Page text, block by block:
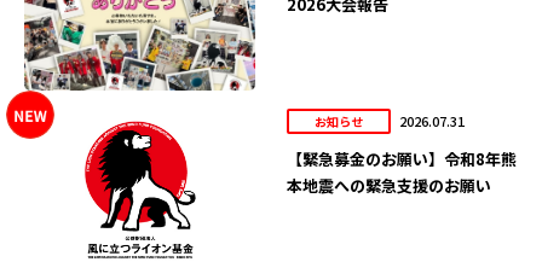
お知らせ 2026.07.31
【緊急募金のお願い】令和8年熊
本地震への緊急支援のお願い